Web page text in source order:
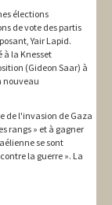
élections
de vote des partis
Yair Lapid.
à la Knesset
(Gideon Saar) à
nouveau
de l'invasion de Gaza
rangs » et à gagner
se sont
la guerre ». La